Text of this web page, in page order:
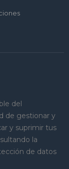
del
de gestionar y
y suprimir tus
la
de datos